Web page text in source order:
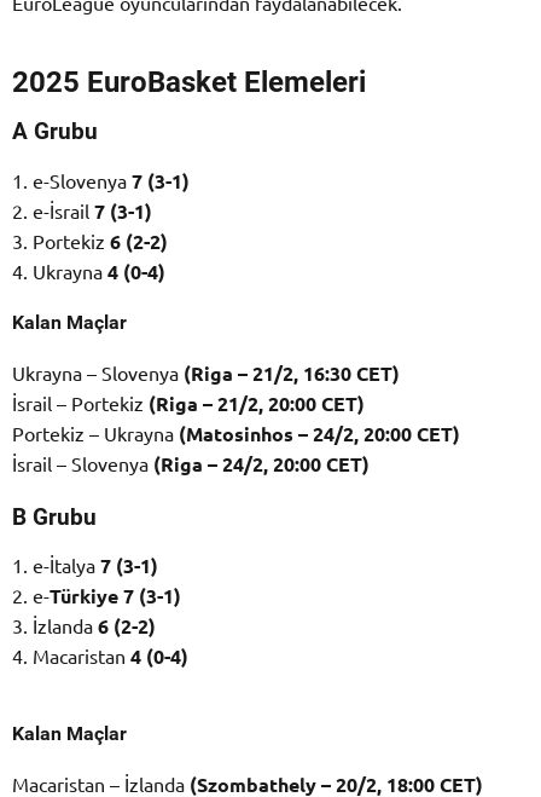
2025 EuroBasket Elemeleri
A Grubu
1. e-Slovenya 7 (3-1)
2. e-İsrail 7 (3-1)
3. Portekiz 6 (2-2)
4. Ukrayna 4 (0-4)
Kalan Maçlar
Ukrayna – Slovenya (Riga – 21/2, 16:30 CET)
İsrail – Portekiz (Riga – 21/2, 20:00 CET)
Portekiz – Ukrayna (Matosinhos – 24/2, 20:00 CET)
İsrail – Slovenya (Riga – 24/2, 20:00 CET)
B Grubu
1. e-İtalya 7 (3-1)
2. e-Türkiye7 (3-1)
3. İzlanda 6 (2-2)
4. Macaristan 4 (0-4)
Kalan Maçlar
Macaristan – İzlanda (Szombathely – 20/2, 18:00 CET)